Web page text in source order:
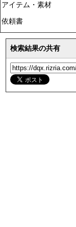
アイテム・素材
依頼書
検索結果の共有